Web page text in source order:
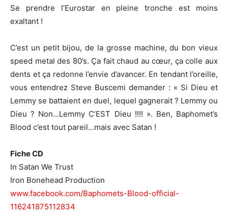
Se prendre l’Eurostar en pleine tronche est moins
exaltant !
C’est un petit bijou, de la grosse machine, du bon vieux
speed metal des 80’s. Ça fait chaud au cœur, ça colle aux
dents et ça redonne l’envie d’avancer. En tendant l’oreille,
vous entendrez Steve Buscemi demander : « Si Dieu et
Lemmy se battaient en duel, lequel gagnerait ? Lemmy ou
Dieu ? Non…Lemmy C’EST Dieu !!!! ». Ben, Baphomet’s
Blood c’est tout pareil…mais avec Satan !
Fiche CD
In Satan We Trust
Iron Bonehead Production
www.facebook.com/Baphomets-Blood-official-
116241875112834